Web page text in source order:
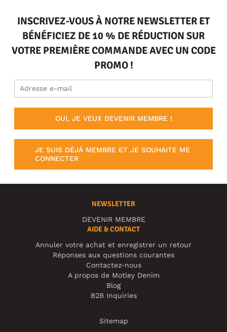
INSCRIVEZ-VOUS À NOTRE NEWSLETTER ET
BÉNÉFICIEZ DE 10 % DE RÉDUCTION SUR
VOTRE PREMIÈRE COMMANDE AVEC UN CODE
PROMO !
OUI, JE VEUX DEVENIR MEMBRE !
JE SUIS DÉJÀ MEMBRE ET JE SOUHAITE ME
CONNECTER
NEWSLETTER
DEVENIR MEMBRE
AIDE & CONTACT
Annuler votre achat et enregistrer un retour
Réponses aux questions courantes
Contactez-nous
A propos de Motley Denim
Blog
B2B Inquiries
Sitemap